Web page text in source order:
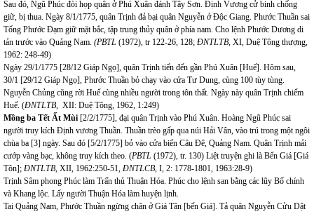
Sau đó, Ngũ Phúc đòi họp quân ở Phú Xuân đánh Tây Sơn. Định Vương cử binh chống
giữ, bị thua. Ngày 8/1/1775, quân Trịnh đả bại quân Nguyễn ở Độc Giang. Phước Thuần sai
Tống Phước Đạm giữ mặt bắc, tập trung thủy quân ở phía nam. Cho lệnh Phước Dương di
tản trước vào Quảng Nam. (PBTL (1972), tr 122-26, 128; ĐNTLTB, XI, Duệ Tông thượng,
1962: 248-49)
Ngày 29/1/1775 [28/12 Giáp Ngọ], quân Trịnh tiến đến gần Phú Xuân [Huế]. Hôm sau,
30/1 [29/12 Giáp Ngọ], Phước Thuần bỏ chạy vào cửa Tư Dung, cùng 100 tùy tùng.
Nguyễn Chủng cũng rời Huế cùng nhiều người trong tôn thất. Ngày này quân Trịnh chiếm
Huế. (ĐNTLTB, XII: Duệ Tông, 1962, 1:249)
Mồng ba Tết Ất Mùi [2/2/1775], đại quân Trịnh vào Phú Xuân. Hoàng Ngũ Phúc sai
người truy kích Định vương Thuần. Thuần trèo gấp qua núi Hải Vân, vào trú trong một ngôi
chùa ba [3] ngày. Sau đó [5/2/1775] bỏ vào cửa biển Câu Đê, Quảng Nam. Quân Trịnh mải
cướp vàng bạc, không truy kích theo. (PBTL (1972), tr. 130) Liệt truyện ghi là Bến Giá [Giá
Tôn]; ĐNTLTB, XII, 1962:250-51, ĐNTLCB, I, 2: 1778-1801, 1963:28-9)
Trịnh Sâm phong Phúc làm Trấn thủ Thuận Hóa. Phúc cho lệnh san bằng các lũy Bố chính
và Khang lộc. Lấy người Thuận Hóa làm huyện lịnh.
Tai Quảng Nam, Phước Thuần ngừng chân ở Giá Tân [bến Giá]. Tả quân Nguyễn Cửu Dật